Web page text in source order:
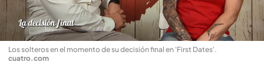
Los solteros en el momento de su decisión final en 'First Dates'.
cuatro.com